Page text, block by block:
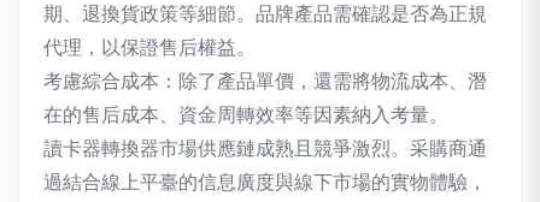
期、退換貨政策等細節。品牌產品需確認是否為正規
代理，以保證售后權益。
考慮綜合成本：除了產品單價，還需將物流成本、潛
在的售后成本、資金周轉效率等因素納入考量。
讀卡器轉換器市場供應鏈成熟且競爭激烈。采購商通
過結合線上平臺的信息廣度與線下市場的實物體驗，